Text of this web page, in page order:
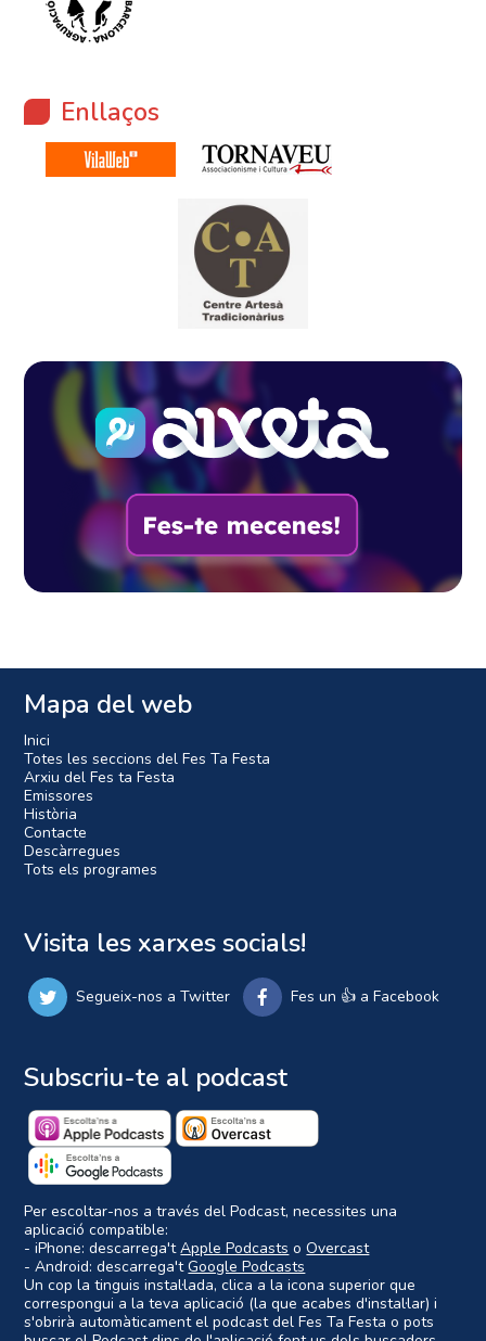
Enllaços
Mapa del web
Inici
Totes les seccions del Fes Ta Festa
Arxiu del Fes ta Festa
Emissores
Història
Contacte
Descàrregues
Tots els programes
Visita les xarxes socials!
Segueix-nos a Twitter Fes un 👍 a Facebook
Subscriu-te al podcast
Per escoltar-nos a través del Podcast, necessites una
aplicació compatible:
- iPhone: descarrega'tApple Podcasts oOvercast
- Android: descarrega'tGoogle Podcasts
Un cop la tinguis instal·lada, clica a la icona superior que
correspongui a la teva aplicació (la que acabes d'instal·lar) i
s'obrirà automàticament el podcast del Fes Ta Festa o pots